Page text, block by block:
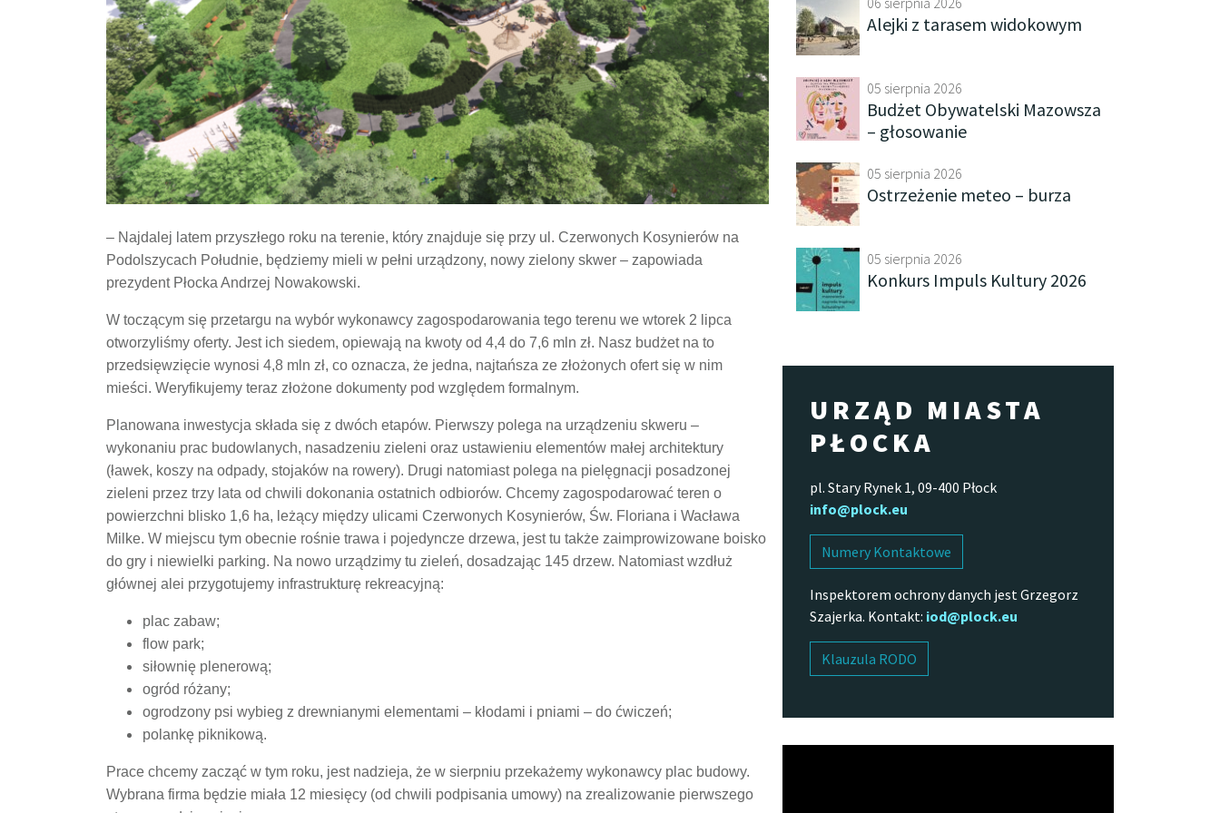
– Najdalej latem przyszłego roku na terenie, który znajduje się przy ul. Czerwonych Kosynierów na
Podolszycach Południe, będziemy mieli w pełni urządzony, nowy zielony skwer – zapowiada
prezydent Płocka Andrzej Nowakowski.
W toczącym się przetargu na wybór wykonawcy zagospodarowania tego terenu we wtorek 2 lipca
otworzyliśmy oferty. Jest ich siedem, opiewają na kwoty od 4,4 do 7,6 mln zł. Nasz budżet na to
przedsięwzięcie wynosi 4,8 mln zł, co oznacza, że jedna, najtańsza ze złożonych ofert się w nim
mieści. Weryfikujemy teraz złożone dokumenty pod względem formalnym.
Planowana inwestycja składa się z dwóch etapów. Pierwszy polega na urządzeniu skweru –
wykonaniu prac budowlanych, nasadzeniu zieleni oraz ustawieniu elementów małej architektury
(ławek, koszy na odpady, stojaków na rowery). Drugi natomiast polega na pielęgnacji posadzonej
zieleni przez trzy lata od chwili dokonania ostatnich odbiorów. Chcemy zagospodarować teren o
powierzchni blisko 1,6 ha, leżący między ulicami Czerwonych Kosynierów, Św. Floriana i Wacława
Milke. W miejscu tym obecnie rośnie trawa i pojedyncze drzewa, jest tu także zaimprowizowane boisko
do gry i niewielki parking. Na nowo urządzimy tu zieleń, dosadzając 145 drzew. Natomiast wzdłuż
głównej alei przygotujemy infrastrukturę rekreacyjną:
plac zabaw;
flow park;
siłownię plenerową;
ogród różany;
ogrodzony psi wybieg z drewnianymi elementami – kłodami i pniami – do ćwiczeń;
polankę piknikową.
Prace chcemy zacząć w tym roku, jest nadzieja, że w sierpniu przekażemy wykonawcy plac budowy.
Wybrana firma będzie miała 12 miesięcy (od chwili podpisania umowy) na zrealizowanie pierwszego
Alejki z tarasem widokowym
05 sierpnia 2026
Budżet Obywatelski Mazowsza
– głosowanie
05 sierpnia 2026
Ostrzeżenie meteo – burza
05 sierpnia 2026
Konkurs Impuls Kultury 2026
URZĄD MIASTA
PŁOCKA
pl. Stary Rynek 1, 09-400 Płock
info@plock.eu
Numery Kontaktowe
Inspektorem ochrony danych jest Grzegorz
Szajerka. Kontakt: iod@plock.eu
Klauzula RODO